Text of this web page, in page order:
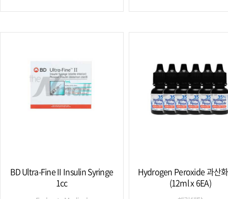
BD Ultra-Fine II Insulin Syringe
1cc
Hydrogen Peroxide 과산
(12ml x 6EA)